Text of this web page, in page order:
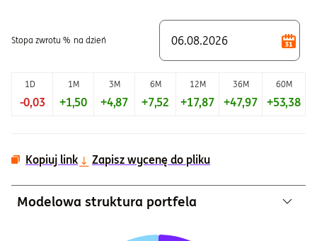
Stopa zwrotu % na dzień
1D 1M 3M 6M 12M 36M 60M
-0,03 +1,50 +4,87 +7,52 +17,87 +47,97 +53,38
Kopiuj link Zapisz wycenę do pliku
Modelowa struktura portfela